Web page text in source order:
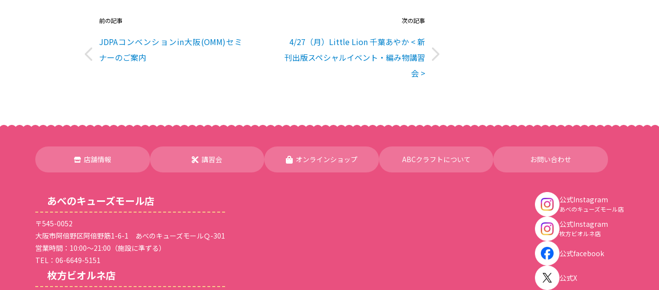
前の記事
JDPAコンベンションin大阪(OMM)セミ
ナーのご案内
次の記事
4/27（月）Little Lion 千葉あやか < 新
刊出版スペシャルイベント・編み物講習
会 >
店舗情報 講習会 オンラインショップ ABCクラフトについて お問い合わせ
あべのキューズモール店
〒545-0052
大阪市阿倍野区阿倍野筋1-6-1 あべのキューズモールＱ-301
営業時間：10:00～21:00（施設に準ずる）
TEL： 06-6649-5151
枚方ビオルネ店
公式Instagram
あべのキューズモール店
公式Instagram
枚方ビオルネ店
公式facebook
公式X